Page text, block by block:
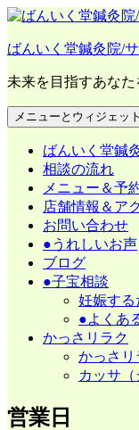
コ
テ
ン
ツ
へ
ス
ばんいく堂鍼灸院/
未来を目指すあな
メニューとウィジェット
ばんいく堂鍼
相談の流れ
メニュー＆予
店舗情報＆ア
お問い合わせ
●うれしいお声
ブログ
●子宝相談
妊娠する
●よくあ
かっさリラク
かっさリ
カッサ
営業日